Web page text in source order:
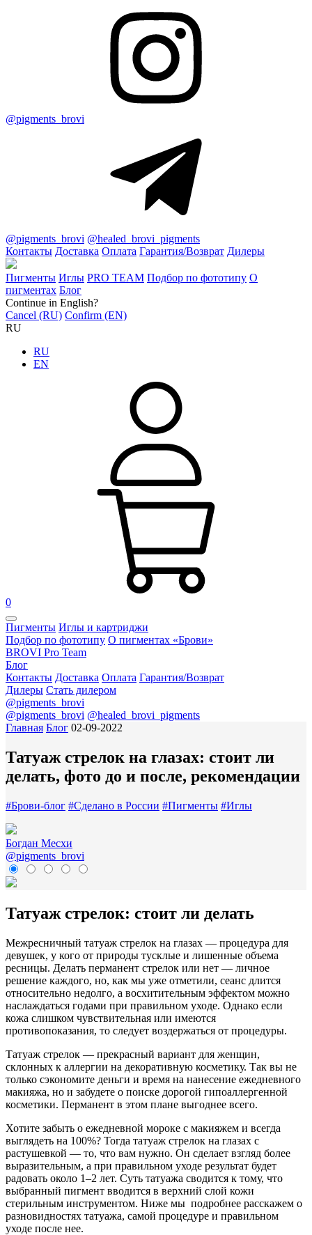
@pigments_brovi
@pigments_brovi @healed_brovi_pigments
Контакты Доставка Оплата Гарантия/Возврат Дилеры
Пигменты Иглы PRO TEAM Подбор по фототипу О
пигментах Блог
Continue in English?
Cancel (RU) Confirm (EN)
RU
RU
EN
0
Пигменты Иглы и картриджи
Подбор по фототипу О пигментах «Брови»
BROVI Pro Team
Блог
Контакты Доставка Оплата Гарантия/Возврат
Дилеры Стать дилером
@pigments_brovi
@pigments_brovi @healed_brovi_pigments
Главная Блог 02-09-2022
Татуаж стрелок на глазах: стоит ли
делать, фото до и после, рекомендации
#Брови-блог #Сделано в России #Пигменты #Иглы
Богдан Месхи
@pigments_brovi
Татуаж стрелок: стоит ли делать
Межресничный татуаж стрелок на глазах — процедура для
девушек, у кого от природы тусклые и лишенные объема
ресницы. Делать перманент стрелок или нет — личное
решение каждого, но, как мы уже отметили, сеанс длится
относительно недолго, а восхитительным эффектом можно
наслаждаться годами при правильном уходе. Однако если
кожа слишком чувствительная или имеются
противопоказания, то следует воздержаться от процедуры.
Татуаж стрелок — прекрасный вариант для женщин,
склонных к аллергии на декоративную косметику. Так вы не
только сэкономите деньги и время на нанесение ежедневного
макияжа, но и забудете о поиске дорогой гипоаллергенной
косметики. Перманент в этом плане выгоднее всего.
Хотите забыть о ежедневной мороке с макияжем и всегда
выглядеть на 100%? Тогда татуаж стрелок на глазах с
растушевкой — то, что вам нужно. Он сделает взгляд более
выразительным, а при правильном уходе результат будет
радовать около 1–2 лет. Суть татуажа сводится к тому, что
выбранный пигмент вводится в верхний слой кожи
стерильным инструментом. Ниже мы подробнее расскажем о
разновидностях татуажа, самой процедуре и правильном
уходе после нее.